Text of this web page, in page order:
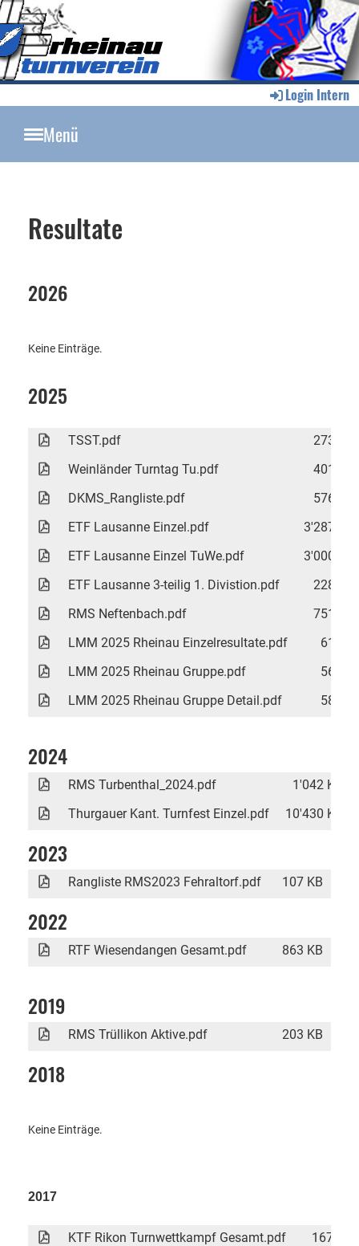
Login Intern
Menü
Resultate
2026
Keine Einträge.
2025
TSST.pdf
273 KB
Weinländer Turntag Tu.pdf
401 KB
DKMS_Rangliste.pdf
576 KB
ETF Lausanne Einzel.pdf
3'287 KB
ETF Lausanne Einzel TuWe.pdf
3'000 KB
ETF Lausanne 3-teilig 1. Divistion.pdf
228 KB
RMS Neftenbach.pdf
751 KB
LMM 2025 Rheinau Einzelresultate.pdf
61 KB
LMM 2025 Rheinau Gruppe.pdf
56 KB
LMM 2025 Rheinau Gruppe Detail.pdf
58 KB
2024
RMS Turbenthal_2024.pdf
1'042 KB
Thurgauer Kant. Turnfest Einzel.pdf
10'430 KB
2023
Rangliste RMS2023 Fehraltorf.pdf 107 KB
2022
RTF Wiesendangen Gesamt.pdf 863 KB
2019
RMS Trüllikon Aktive.pdf 203 KB
2018
Keine Einträge.
2017
KTF Rikon Turnwettkampf Gesamt.pdf
167 KB